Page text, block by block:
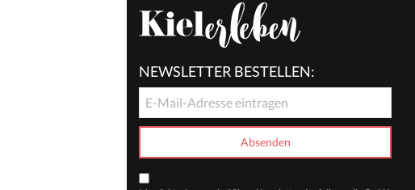
NEWSLETTER BESTELLEN: